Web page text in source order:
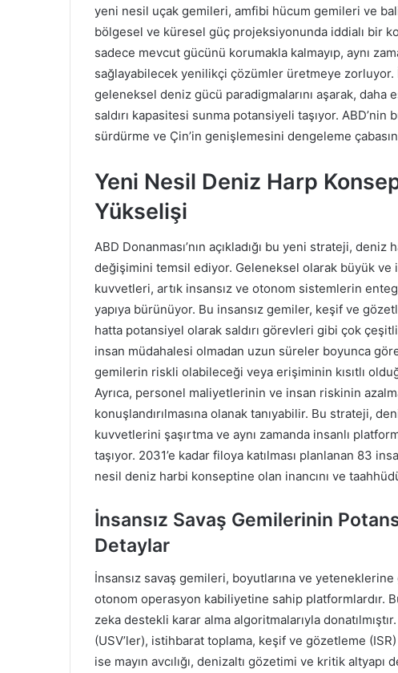
yeni nesil uçak gemileri, amfibi hücum gemileri ve
bölgesel ve küresel güç projeksiyonunda iddialı bir
sadece mevcut gücünü korumakla kalmayıp, aynı
sağlayabilecek yenilikçi çözümler üretmeye zorluyor.
geleneksel deniz gücü paradigmalarını aşarak, daha
saldırı kapasitesi sunma potansiyeli taşıyor.
sürdürme ve Çin’in genişlemesini dengeleme
Yeni Nesil Deniz Harp
Yükselişi
ABD Donanması’nın açıkladığı bu yeni strateji,
değişimini temsil ediyor. Geleneksel olarak büyük ve
kuvvetleri, artık insansız ve otonom sistemlerin
yapıya bürünüyor. Bu insansız gemiler, keşif ve
hatta potansiyel olarak saldırı görevleri gibi çok
insan müdahalesi olmadan uzun süreler boyunca
gemilerin riskli olabileceği veya erişiminin kısıtlı
Ayrıca, personel maliyetlerinin ve insan riskinin
konuşlandırılmasına olanak tanıyabilir. Bu strateji,
kuvvetlerini şaşırtma ve aynı zamanda insanlı
taşıyor. 2031’e kadar filoya katılması planlanan 83
nesil deniz harbi konseptine olan inancını ve
İnsansız Savaş Gemilerinin
Detaylar
İnsansız savaş gemileri, boyutlarına ve
otonom operasyon kabiliyetine sahip platformlardır.
zeka destekli karar alma algoritmalarıyla
(USV’ler), istihbarat toplama, keşif ve gözetleme
ise mayın avcılığı, denizaltı gözetimi ve kritik